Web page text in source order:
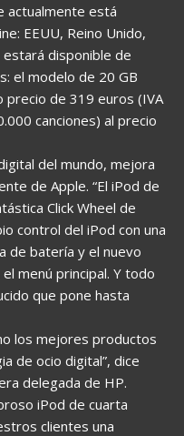
actualmente está
EEUU, Reino Unido,
estará disponible de
el modelo de 20 GB
precio de 319 euros (IVA
canciones) al precio
del mundo, mejora
de Apple. “El iPod de
Click Wheel de
control del iPod con una
de batería y el nuevo
menú principal. Y todo
que pone hasta
los mejores productos
de ocio digital”, dice
delegada de HP.
iPod de cuarta
clientes una